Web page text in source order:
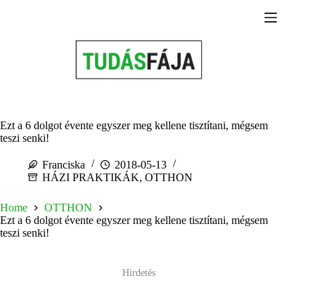
Ezt a 6 dolgot évente egyszer meg kellene tisztítani, mégsem
teszi senki!
Franciska
2018-05-13
HÁZI PRAKTIKÁK, OTTHON
Home
OTTHON
Ezt a 6 dolgot évente egyszer meg kellene tisztítani, mégsem
teszi senki!
Hirdetés